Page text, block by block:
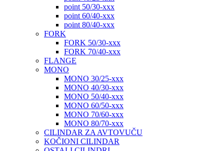
point 50/30-xxx
point 60/40-xxx
point 80/40-xxx
FORK
FORK 50/30-xxx
FORK 70/40-xxx
FLANGE
MONO
MONO 30/25-xxx
MONO 40/30-xxx
MONO 50/40-xxx
MONO 60/50-xxx
MONO 70/60-xxx
MONO 80/70-xxx
CILINDAR ZA AVTOVUČU
KOČIONI CILINDAR